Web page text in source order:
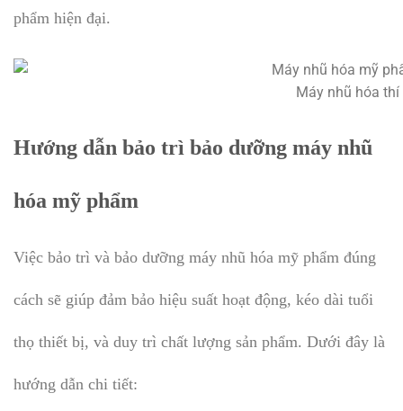
phẩm hiện đại.
Máy nhũ hóa
Hướng dẫn bảo trì bảo dưỡng máy nhũ
hóa mỹ phẩm
Việc bảo trì và bảo dưỡng máy nhũ hóa mỹ phẩm đúng
cách sẽ giúp đảm bảo hiệu suất hoạt động, kéo dài tuổi
thọ thiết bị, và duy trì chất lượng sản phẩm. Dưới đây là
hướng dẫn chi tiết: